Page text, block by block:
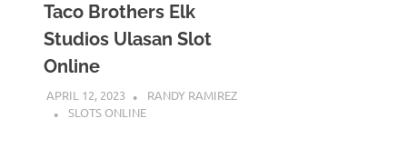
Gaya
Hidup
Taco Brothers Elk
Studios Ulasan Slot
Online
APRIL 12, 2023
RANDY RAMIREZ
SLOTS ONLINE